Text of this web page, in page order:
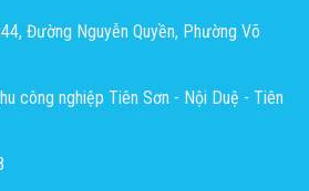
Đường Nguyễn Quyền, Phường Võ
công nghiệp Tiên Sơn - Nội Duệ - Tiên